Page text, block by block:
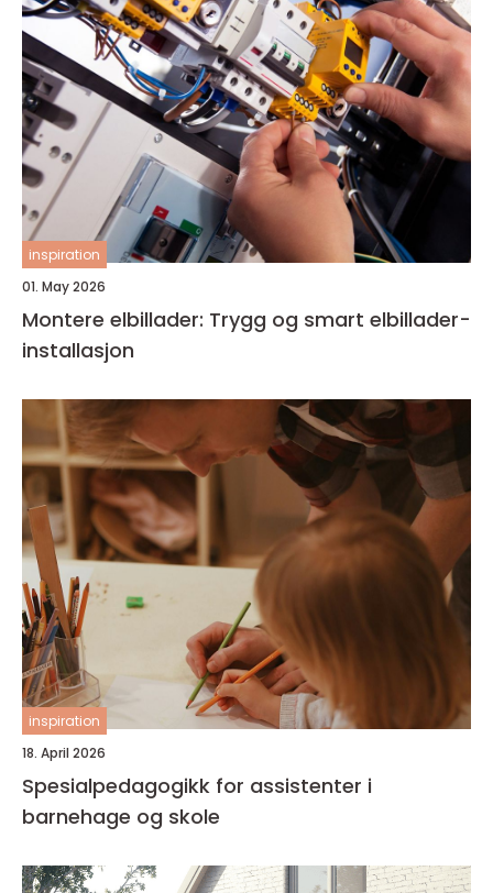
inspiration
01. May 2026
Montere elbillader: Trygg og smart elbillader-
installasjon
inspiration
18. April 2026
Spesialpedagogikk for assistenter i
barnehage og skole